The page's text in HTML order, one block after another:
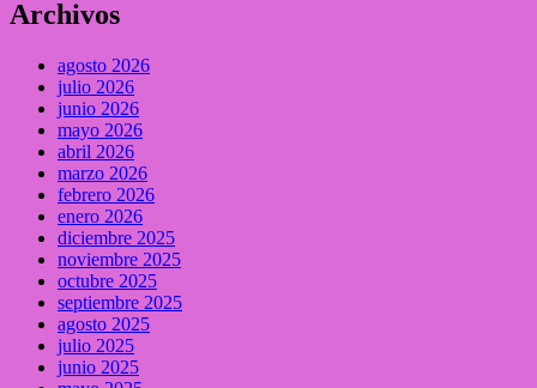
Archivos
agosto 2026
julio 2026
junio 2026
mayo 2026
abril 2026
marzo 2026
febrero 2026
enero 2026
diciembre 2025
noviembre 2025
octubre 2025
septiembre 2025
agosto 2025
julio 2025
junio 2025